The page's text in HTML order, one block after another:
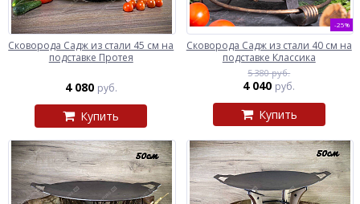
Сковорода Садж из стали 45 см на
подставке Протея
4 080 руб.
Купить
-25%
Сковорода Садж из стали 40 см на
подставке Классика
5 380 руб.
4 040 руб.
Купить